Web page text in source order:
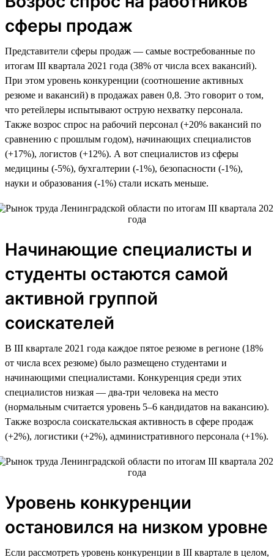
сферы продаж
Представители сферы продаж — самые востребованные по
итогам III квартала 2021 года (38% от числа всех вакансий).
При этом уровень конкуренции (соотношение активных
резюме и вакансий) в продажах равен 0,8. Это говорит о том,
что ретейлеры испытывают острую нехватку персонала.
Также возрос спрос на рабочий персонал (+20% вакансий по
сравнению с прошлым годом), начинающих специалистов
(+17%), логистов (+12%). А вот специалистов из сферы
медицины (-5%), бухгалтерии (-1%), безопасности (-1%),
науки и образования (-1%) стали искать меньше.
Начинающие специалисты и
студенты остаются самой
активной группой
соискателей
В III квартале 2021 года каждое пятое резюме в регионе (18%
от числа всех резюме) было размещено студентами и
начинающими специалистами. Конкуренция среди этих
специалистов низкая — два-три человека на место
(нормальным считается уровень 5–6 кандидатов на вакансию).
Также возросла соискательская активность в сфере продаж
(+2%), логистики (+2%), административного персонала (+1%).
Уровень конкуренции
остановился на низком уровне
Если рассмотреть уровень конкуренции в III квартале в целом,